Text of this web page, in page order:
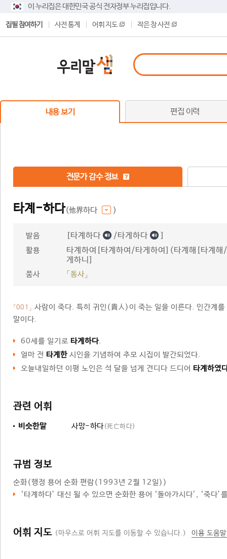
이 누리집은 대한민국 공식 전자정부 누리집입니다.
집필 참여하기 사전 통계 어휘 지도 작은 창 사전
내용 보기 편집 이력
전문가 감수 정보
타계-하다(他界하다 )
발음 [타계하다 /타게하다 ]
활용
타계하여[타계하여/타게하여](타계해[타계
게하니]
품사 「동사」
「001」 사람이 죽다. 특히 귀인(貴人)이 죽는 일을 이른다. 인간계
말이다.
60세를 일기로 타계하다.
얼마 전 타계한 시인을 기념하여 추모 시집이 발간되었다.
오늘내일하던 이평 노인은 석 달을 넘게 견디다 드디어 타계하였
관련 어휘
비슷한말 사망-하다(死亡하다)
규범 정보
순화(행정 용어 순화 편람(1993년 2월 12일))
‘타계하다’ 대신 될 수 있으면 순화한 용어 ‘돌아가시다’, ‘죽다’
어휘 지도 (마우스로 어휘 지도를 이동할 수 있습니다.) 이용 도움